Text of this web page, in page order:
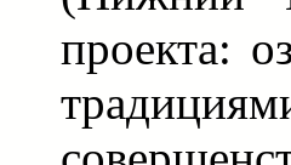
проекта: